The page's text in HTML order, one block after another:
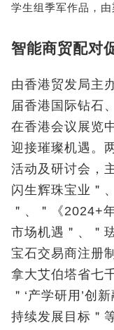
学生组季军作品，由
智能商贸配对
由香港贸发局主
届香港国际钻石
在香港会议展览
迎接璀璨机遇。
活动及研讨会，
闪生辉珠宝业＂
＂、＂《2024+
市场机遇＂、＂
宝石交易商注册
拿大艾伯塔省七
＂‘产学研用’创
持续发展目标＂